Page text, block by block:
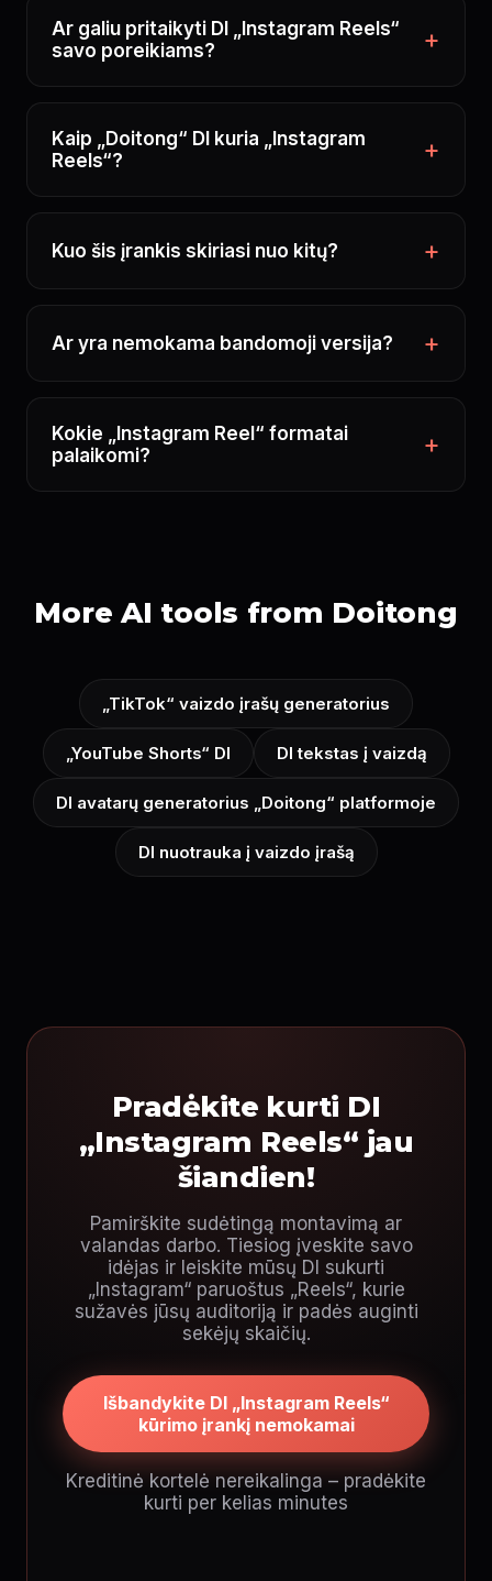
Ar galiu pritaikyti DI „Instagram Reels“
savo poreikiams?
Kaip „Doitong“ DI kuria „Instagram
Reels“?
Kuo šis įrankis skiriasi nuo kitų?
Ar yra nemokama bandomoji versija?
Kokie „Instagram Reel“ formatai
palaikomi?
More AI tools from Doitong
„TikTok“ vaizdo įrašų generatorius
„YouTube Shorts“ DI DI tekstas į vaizdą
DI avatarų generatorius „Doitong“ platformoje
DI nuotrauka į vaizdo įrašą
Pradėkite kurti DI
„Instagram Reels“ jau
šiandien!
Pamirškite sudėtingą montavimą ar
valandas darbo. Tiesiog įveskite savo
idėjas ir leiskite mūsų DI sukurti
„Instagram“ paruoštus „Reels“, kurie
sužavės jūsų auditoriją ir padės auginti
sekėjų skaičių.
Išbandykite DI „Instagram Reels“
kūrimo įrankį nemokamai
Kreditinė kortelė nereikalinga – pradėkite
kurti per kelias minutes